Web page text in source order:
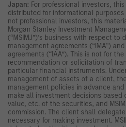
Japan: For professional investors,
distributed for informational purposes
not professional investors, this
Morgan Stanley Investment
(“MSIMJ”)’s business with respect to
management agreements (“IMA”)
agreements (“IAA”). This is not for
recommendation or solicitation of
particular financial instruments.
management of assets of a client,
management policies in advance and
make all investment decisions based
value, etc. of the securities, and
commission. The client shall
necessary for making investment.